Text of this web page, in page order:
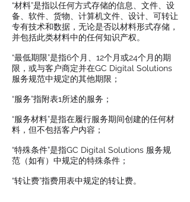
“材料”是指以任何方式存储的信息、文件、设
备、软件、货物、计算机文件、设计、可转让
专有技术和数据，无论是否以材料形式存储，
并包括此类材料中的任何知识产权。
“最低期限”是指6个月、12个月或24个月的期
限，或与客户商定并在GC Digital Solutions
服务规范中规定的其他期限；
“服务”指附表1所述的服务；
“服务材料”是指在履行服务期间创建的任何材
料，但不包括客户内容；
“特殊条件”是指GC Digital Solutions 服务规
范（如有）中规定的特殊条件；
“转让费”指费用表中规定的转让费。